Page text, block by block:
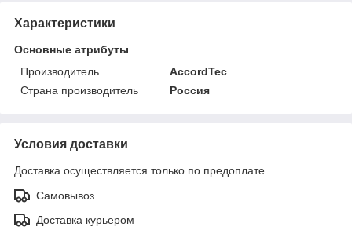
Характеристики
Основные атрибуты
Производитель
AccordTec
Страна производитель
Россия
Условия доставки
Доставка осуществляется только по предоплате.
Самовывоз
Доставка курьером